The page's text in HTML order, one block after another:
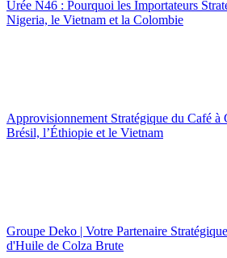
Urée N46 : Pourquoi les Importateurs
Nigeria, le Vietnam et la Colombie
Approvisionnement Stratégique du Café à
Brésil, l’Éthiopie et le Vietnam
Groupe Deko | Votre Partenaire
d'Huile de Colza Brute